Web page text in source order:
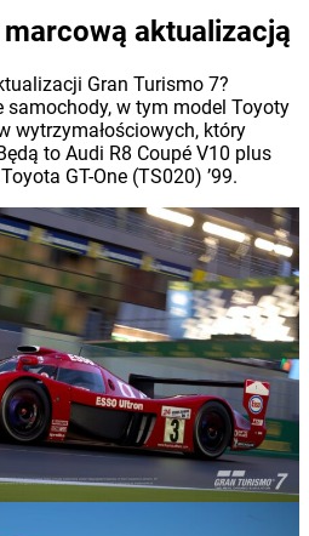
aktualizacją
Gran Turismo 7?
samochody, w tym model Toyoty
wytrzymałościowych, który
to Audi R8 Coupé V10 plus
GT-One (TS020) ’99.